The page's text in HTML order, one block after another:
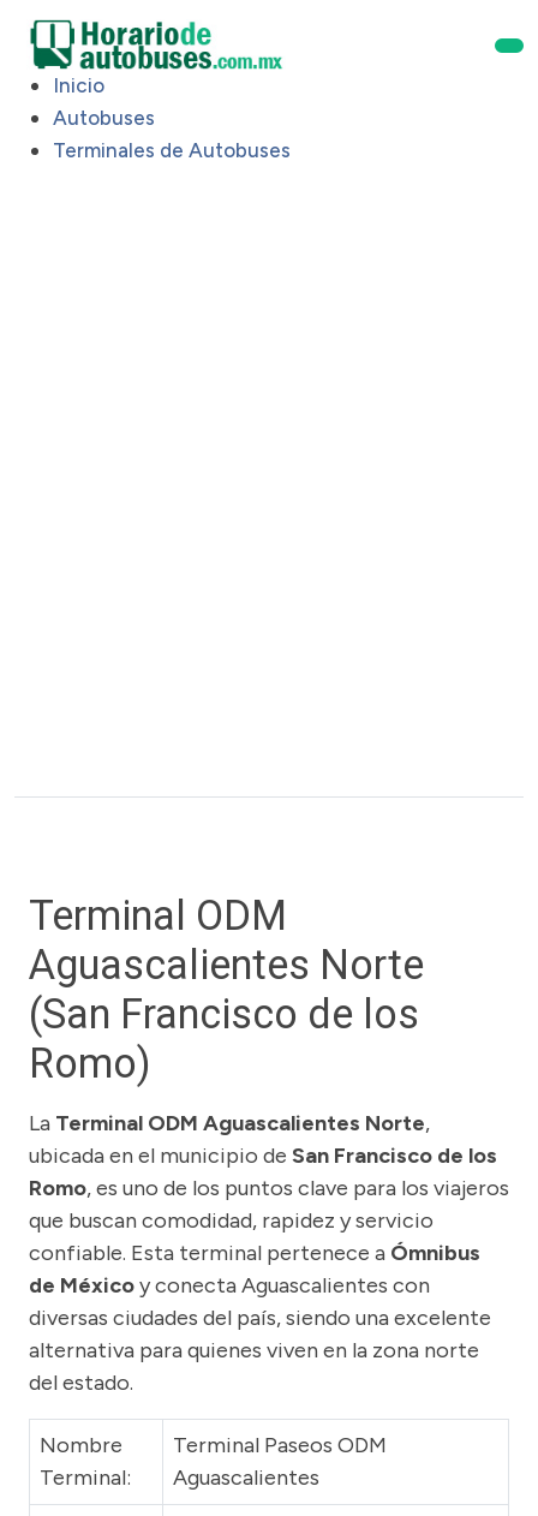
Inicio
Autobuses
Terminales de Autobuses
Terminal ODM
Aguascalientes Norte
(San Francisco de los
Romo)
La Terminal ODM Aguascalientes Norte,
ubicada en el municipio de San Francisco de los
Romo, es uno de los puntos clave para los viajeros
que buscan comodidad, rapidez y servicio
confiable. Esta terminal pertenece a Ómnibus
de Méxicoy conecta Aguascalientes con
diversas ciudades del país, siendo una excelente
alternativa para quienes viven en la zona norte
del estado.
Nombre
Terminal:
Terminal Paseos ODM
Aguascalientes